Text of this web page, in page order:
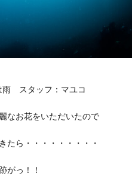
雨 スタッフ：マユコ
なお花をいただいたので
たら・・・・・・・・・
がっ！！